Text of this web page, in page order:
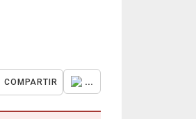
COMPARTIR ...